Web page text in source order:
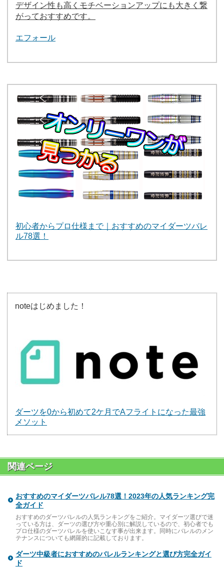
デザイン性も高くモチベーションアップにも大きく繋
がっておすすめです。
エフォール
初心者からプロ仕様まで｜おすすめのマイダーツバレ
ル78選！
noteはじめました！
ダーツを0から初めて2ケ月でAフライトになった最強
メソット
関連ページ
おすすめのマイダーツバレル78選！2023年の人気ランキング完
全ガイド
おすすめのダーツバレルの人気ランキングをご紹介。マイダーツ選びで迷
っている方は、ダーツの選び方や重心別に解説しているので、初心者でも
プロ仕様のダーツバレルを使いこなす事が出来ます。同時にバレルのメン
テナンスについても網羅的に記載しております。
ダーツ中級者におすすめのバレルランキングと選び方完全ガイ
ド